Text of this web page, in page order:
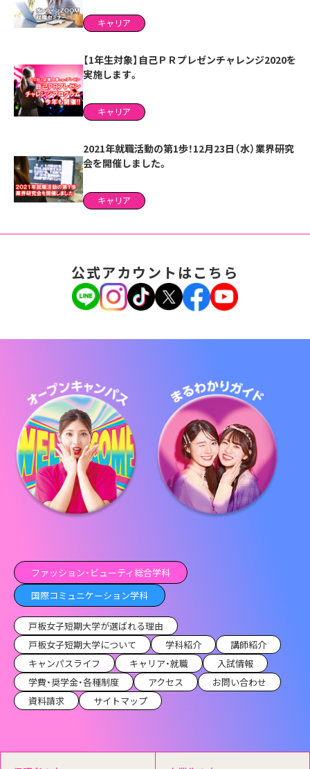
キャリア
【1年生対象】自己ＰＲプレゼンチャレンジ2020を
実施します。
キャリア
2021年就職活動の第1歩！12月23日（水）業界研究
会を開催しました。
キャリア
公式アカウントはこちら
ファッション・ビューティ総合学科
国際コミュニケーション学科
戸板女子短期大学が選ばれる理由
戸板女子短期大学について
学科紹介
講師紹介
キャンパスライフ
キャリア・就職
入試情報
学費・奨学金・各種制度
アクセス
お問い合わせ
資料請求
サイトマップ